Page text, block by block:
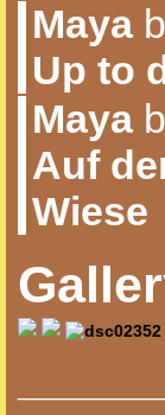
Maya
Up to
Maya
Auf
Wiese